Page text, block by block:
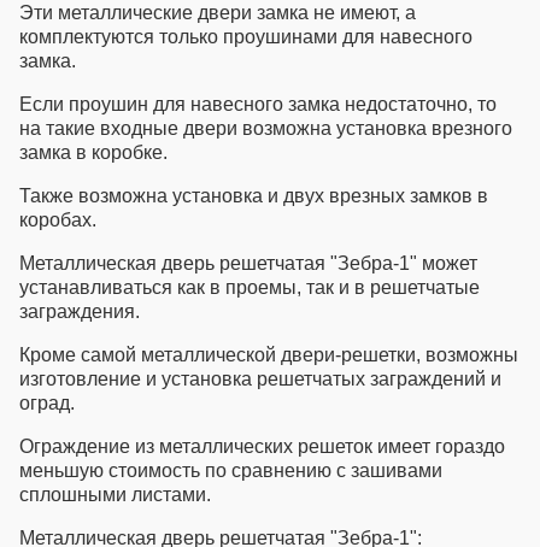
Эти металлические двери замка не имеют, а
комплектуются только проушинами для навесного
замка.
Если проушин для навесного замка недостаточно, то
на такие входные двери возможна установка врезного
замка в коробке.
Также возможна установка и двух врезных замков в
коробах.
Металлическая дверь решетчатая "Зебра-1" может
устанавливаться как в проемы, так и в решетчатые
заграждения.
Кроме самой металлической двери-решетки, возможны
изготовление и установка решетчатых заграждений и
оград.
Ограждение из металлических решеток имеет гораздо
меньшую стоимость по сравнению с зашивами
сплошными листами.
Металлическая дверь решетчатая "Зебра-1":